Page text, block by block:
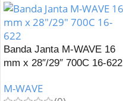
Banda Janta M-WAVE 16
mm x 28″/29″ 700C 16-622
M-WAVE